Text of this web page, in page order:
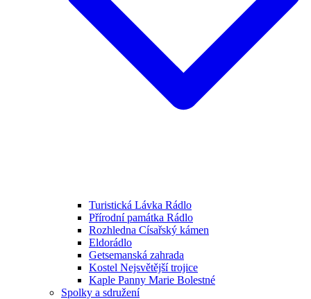
Turistická Lávka Rádlo
Přírodní památka Rádlo
Rozhledna Císařský kámen
Eldorádlo
Getsemanská zahrada
Kostel Nejsvětější trojice
Kaple Panny Marie Bolestné
Spolky a sdružení